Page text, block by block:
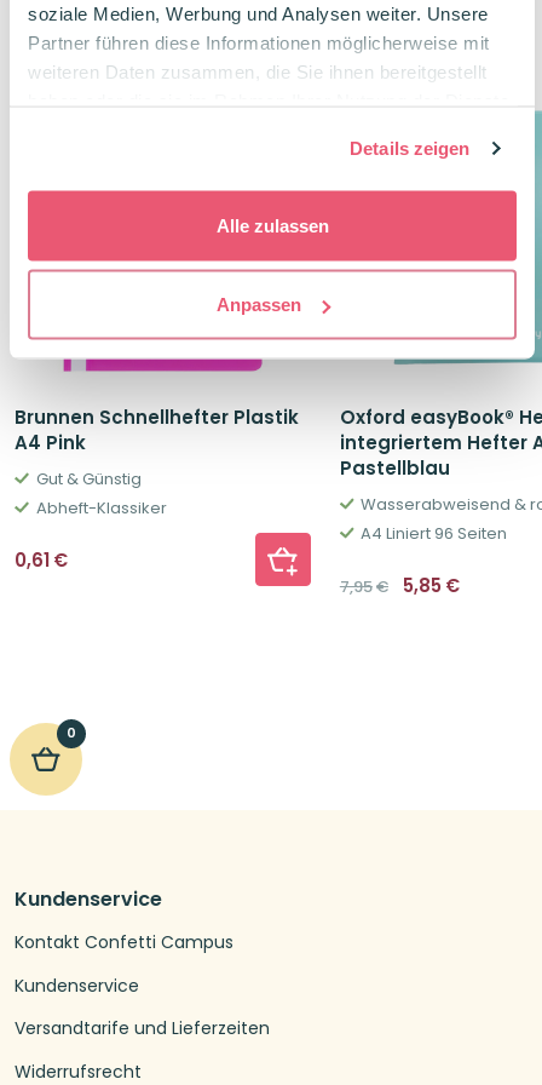
soziale Medien, Werbung und Analysen weiter. Unsere
Partner führen diese Informationen möglicherweise mit
weiteren Daten zusammen, die Sie ihnen bereitgestellt
Details zeigen
Alle zulassen
Anpassen
Verwandte Produkte
Brunnen Schnellhefter Plastik
A4 Pink
Gut & Günstig
Abheft-Klassiker
0,61€
Oxford easyBook®
integriertem Hefter
Pastellblau
Wasserabweisend &
A4 Liniert 96 Seiten
7,95€ Preis
5,85 €
0
Kundenservice
Kontakt Confetti Campus
Kundenservice
Versandtarife und Lieferzeiten
Widerrufsrecht